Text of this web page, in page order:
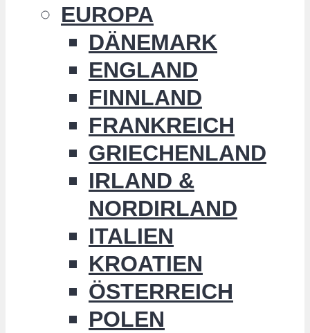
EUROPA
DÄNEMARK
ENGLAND
FINNLAND
FRANKREICH
GRIECHENLAND
IRLAND &
NORDIRLAND
ITALIEN
KROATIEN
ÖSTERREICH
POLEN